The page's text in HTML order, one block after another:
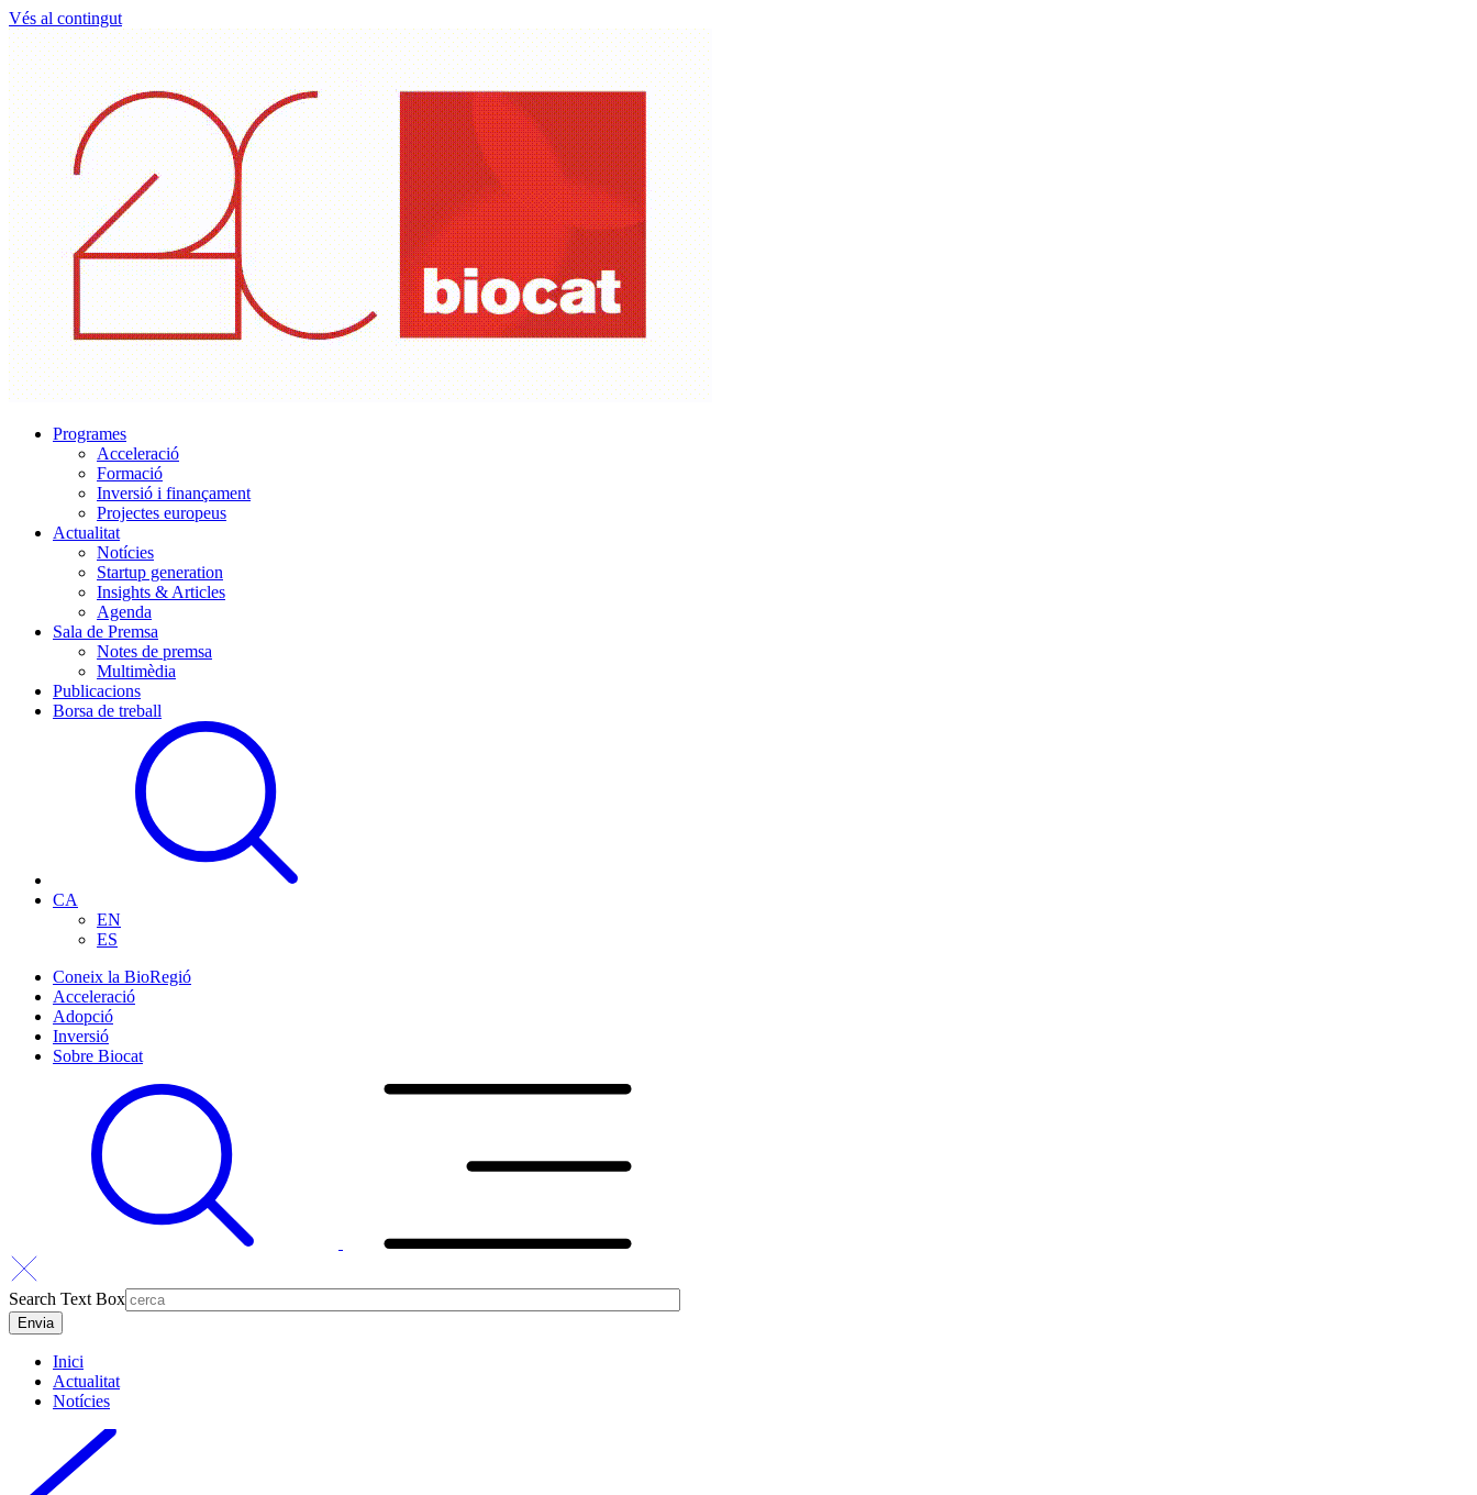
Vés al contingut
Programes
Acceleració
Formació
Inversió i finançament
Projectes europeus
Actualitat
Notícies
Startup generation
Insights & Articles
Agenda
Sala de Premsa
Notes de premsa
Multimèdia
Publicacions
Borsa de treball
CA
EN
ES
Coneix la BioRegió
Acceleració
Adopció
Inversió
Sobre Biocat
Search Text Box
Inici
Actualitat
Notícies